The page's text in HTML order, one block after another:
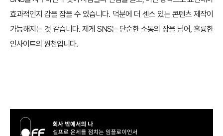
효과적인지 감을 잡을 수 있습니다. 덕분에 더 센스 있는 콘텐츠 제작이
가능해지는 것 같습니다. 제게 SNS는 단순한 소통의 장을 넘어, 훌륭한
인사이트의 원천입니다.